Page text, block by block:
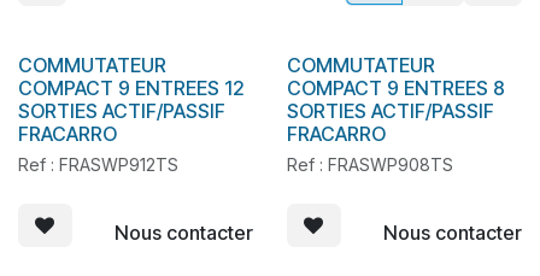
En stock
COMMUTATEUR
COMPACT 9 ENTREES 12
SORTIES ACTIF/PASSIF
FRACARRO
Ref : FRASWP912TS
Nous contacter
En stock
COMMUTATEUR
COMPACT 9 ENTREES 8
SORTIES ACTIF/PASSIF
FRACARRO
Ref : FRASWP908TS
Nous contacter